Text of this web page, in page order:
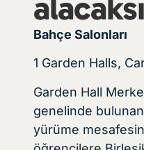
Bahçe Salonları
1 Garden Halls,
Garden Hall
genelinde
yürüme